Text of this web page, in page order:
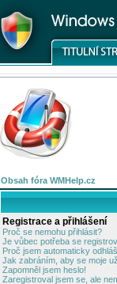
Obsah fóra WMHelp.cz
Registrace a přihlášení
Proč se nemohu přihlásit?
Je vůbec potřeba se
Proč jsem automaticky
Jak zabráním, aby se moje
Zapomněl jsem heslo!
Zaregistroval jsem se, ale